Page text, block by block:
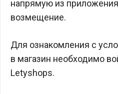
напрямую из
возмещение.
Для ознакомления с
в магазин необходимо
Letyshops.